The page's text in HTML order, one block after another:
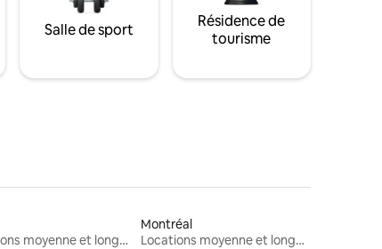
Salle de sport
Résidence de
tourisme
Locations moyenne et longue durée
Montréal
Locations moyenne et longue durée